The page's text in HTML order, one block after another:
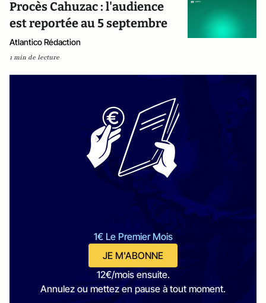
Procès Cahuzac : l'audience
est reportée au 5 septembre
Atlantico Rédaction
1 min de lecture
1€ Le Premier Mois
JE M'ABONNE
12€/mois ensuite.
Annulez ou mettez en pause à tout moment.